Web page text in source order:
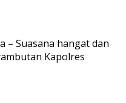
– Suasana hangat dan
Kapolres